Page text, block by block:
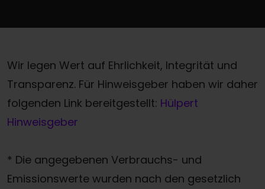
Wir legen Wert auf Ehrlichkeit, Integrität und
Transparenz. Für Hinweisgeber haben wir daher
folgenden Link bereitgestellt: Hülpert
Hinweisgeber
* Die angegebenen Verbrauchs- und
Emissionswerte wurden nach den gesetzlich